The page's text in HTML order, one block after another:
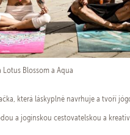
Lotus Blossom a Aqua
která láskyplně navrhuje a tvoří
a jogínskou cestovatelskou a